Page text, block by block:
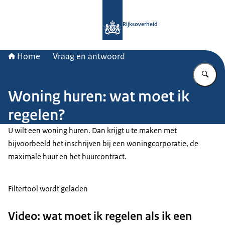
Rijksoverheid
Home Vraag en antwoord
Woning huren: wat moet ik
regelen?
U wilt een woning huren. Dan krijgt u te maken met
bijvoorbeeld het inschrijven bij een woningcorporatie, de
maximale huur en het huurcontract.
Filtertool wordt geladen
Video: wat moet ik regelen als ik een